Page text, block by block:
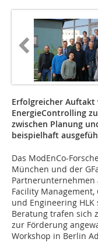
Erfolgreicher Auftakt
EnergieControlling
zwischen Planung
beispielhaft
Das ModEnCo-
München und der
Facility
und Engineering
Beratung trafen sich
zur Förderung
Workshop in Berlin